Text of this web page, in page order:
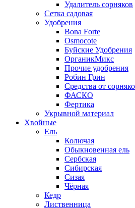
Удалитель сорняков
Сетка садовая
Удобрения
Bona Forte
Osmocote
Буйские Удобрения
ОрганикМикс
Прочие удобрения
Робин Грин
Средства от
ФАСКО
Фертика
Укрывной материал
Хвойные
Ель
Колючая
Обыкновенная ель
Сербская
Сибирская
Сизая
Чёрная
Кедр
Лиственница